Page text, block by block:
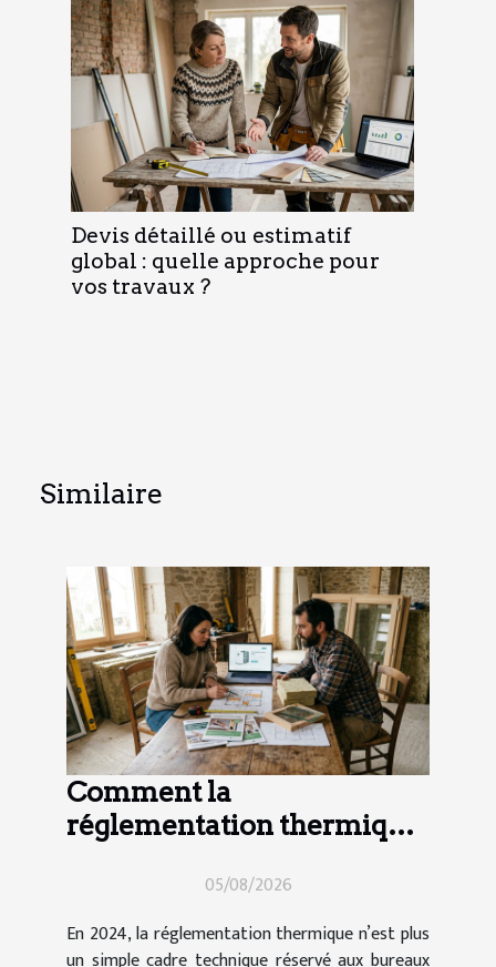
Devis détaillé ou estimatif
global : quelle approche pour
vos travaux ?
Similaire
Comment la
réglementation thermique
travaux en 2024
05/08/2026
En 2024, la réglementation thermique n’est plus
un simple cadre technique réservé aux bureaux